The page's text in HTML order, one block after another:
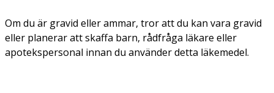
Om du är gravid eller ammar, tror att du kan vara gravid
eller planerar att skaffa barn, rådfråga läkare eller
apotekspersonal innan du använder detta läkemedel.